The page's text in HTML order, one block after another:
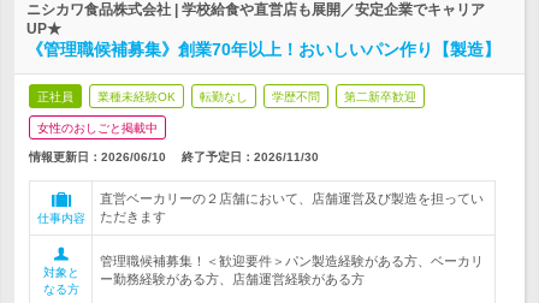
ニシカワ食品株式会社 | 学校給食や直営店も展開／安定企業でキャリア
UP★
《管理職候補募集》創業70年以上！おいしいパン作り【製造】
正社員 業種未経験OK 転勤なし 学歴不問 第二新卒歓迎
女性のおしごと掲載中
情報更新日：2026/06/10 終了予定日： 2026/11/30
仕事内容
直営ベーカリーの２店舗において、店舗運営及び製造を担ってい
ただきます
対象と
なる方
管理職候補募集！＜歓迎要件＞パン製造経験がある方、ベーカリ
ー勤務経験がある方、店舗運営経験がある方